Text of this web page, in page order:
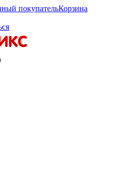
покупательКорзина